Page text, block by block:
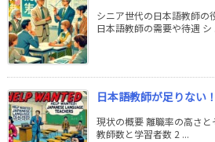
シニア世代の日本語教師の
日本語教師の需要や待遇 シ
日本語教師が足りない
現状の概要 離職率の高さ
教師数と学習者数 2 ...